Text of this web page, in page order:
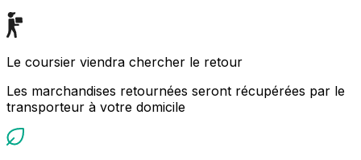
Le coursier viendra chercher le retour
Les marchandises retournées seront récupérées par le
transporteur à votre domicile